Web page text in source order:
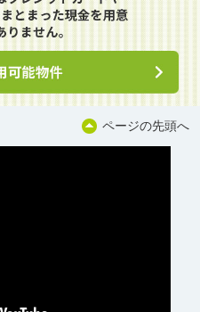
ページの先頭へ